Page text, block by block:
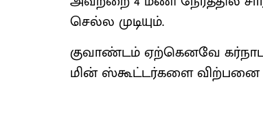
செல்ல முடியும்.
குவாண்டம் ஏற்கெனவே
மின் ஸ்கூட்டர்களை விற்பனை